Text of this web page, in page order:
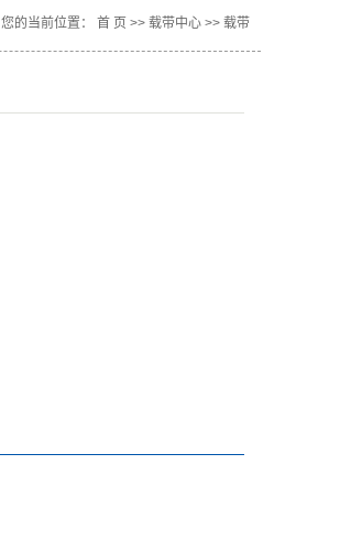
您的当前位置： 首 页 >> 载带中心 >> 载带